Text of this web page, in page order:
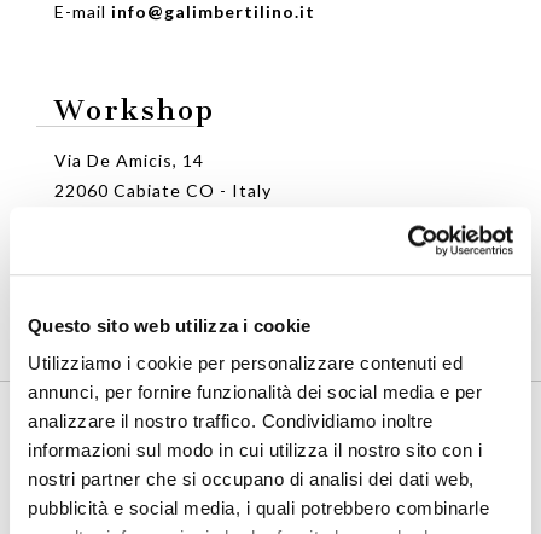
Questo sito web utilizza i cookie
Utilizziamo i cookie per personalizzare contenuti ed
annunci, per fornire funzionalità dei social media e per
analizzare il nostro traffico. Condividiamo inoltre
informazioni sul modo in cui utilizza il nostro sito con i
nostri partner che si occupano di analisi dei dati web,
pubblicità e social media, i quali potrebbero combinarle
E-mail info@galimbertilino.it
Workshop
Via De Amicis, 14
22060 Cabiate CO - Italy
Information request
Name *